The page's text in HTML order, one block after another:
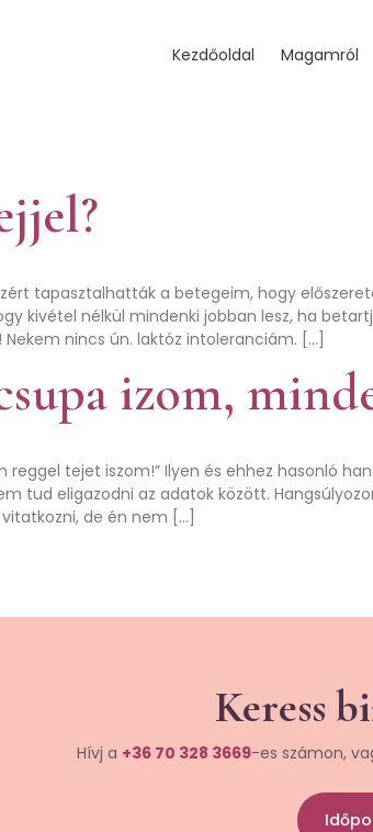
Kezdőoldal Magamról
tapasztalhatták a betegeim, hogy
kivétel nélkül mindenki jobban lesz, ha
nincs ún. laktóz intoleranciám. […]
izom,
reggel tejet iszom!” Ilyen és ehhez hasonló
tud eligazodni az adatok között.
de én nem […]
Keress
Hívj a +36 70 328 3669-es számon,